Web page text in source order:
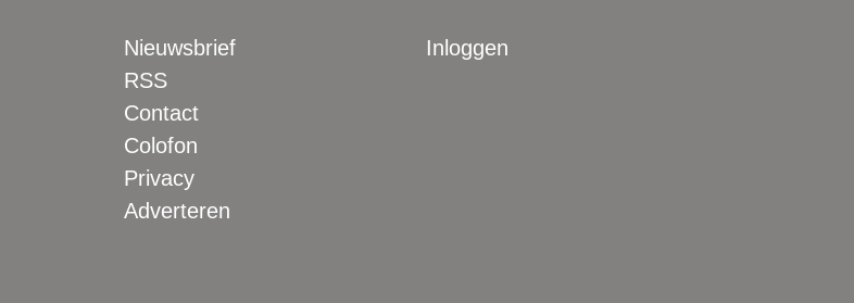
Nieuwsbrief
RSS
Contact
Colofon
Privacy
Adverteren
Inloggen